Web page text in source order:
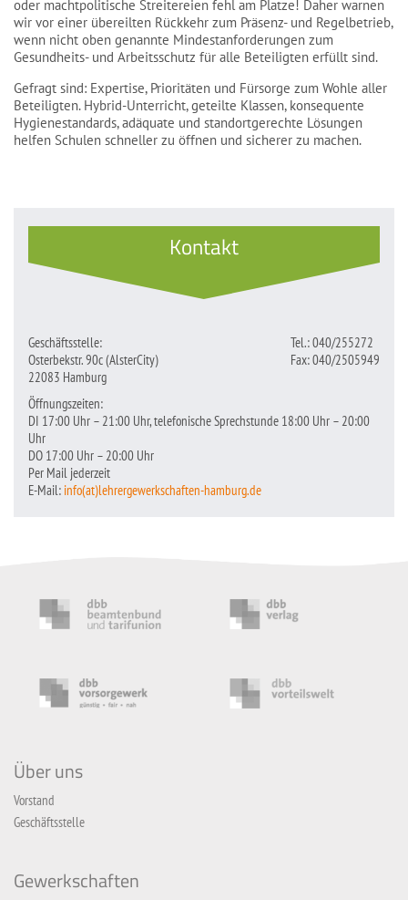
oder machtpolitische Streitereien fehl am Platze! Daher warnen
wir vor einer übereilten Rückkehr zum Präsenz- und Regelbetrieb,
wenn nicht oben genannte Mindestanforderungen zum
Gesundheits- und Arbeitsschutz für alle Beteiligten erfüllt sind.
Gefragt sind: Expertise, Prioritäten und Fürsorge zum Wohle aller
Beteiligten. Hybrid-Unterricht, geteilte Klassen, konsequente
Hygienestandards, adäquate und standortgerechte Lösungen
helfen Schulen schneller zu öffnen und sicherer zu machen.
Kontakt
Geschäftsstelle:
Osterbekstr. 90c (AlsterCity)
22083 Hamburg
Tel.: 040/255272
Fax: 040/2505949
Öffnungszeiten:
DI 17:00 Uhr – 21:00 Uhr, telefonische Sprechstunde 18:00 Uhr – 20:00
Uhr
DO 17:00 Uhr – 20:00 Uhr
Per Mail jederzeit
E-Mail: info(at)lehrergewerkschaften-hamburg.de
Über uns
Vorstand
Geschäftsstelle
Gewerkschaften